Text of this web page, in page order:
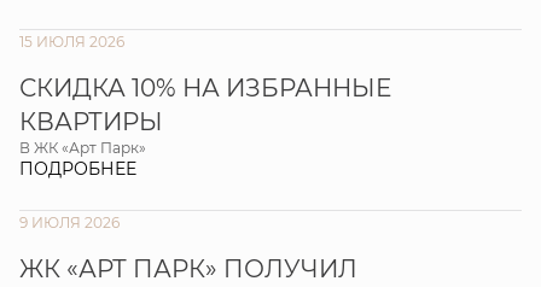
15 ИЮЛЯ 2026
СКИДКА 10% НА ИЗБРАННЫЕ
КВАРТИРЫ
В ЖК «Арт Парк»
ПОДРОБНЕЕ
9 ИЮЛЯ 2026
ЖК «АРТ ПАРК» ПОЛУЧИЛ